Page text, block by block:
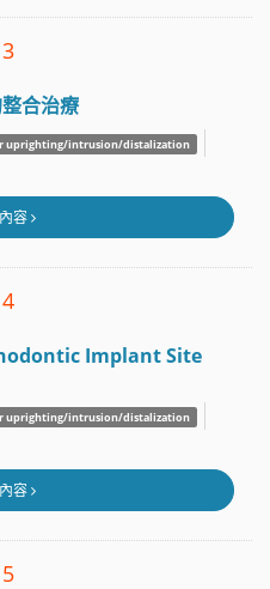
合治療
uprighting/intrusion/distalization
容
Implant Site
uprighting/intrusion/distalization
容